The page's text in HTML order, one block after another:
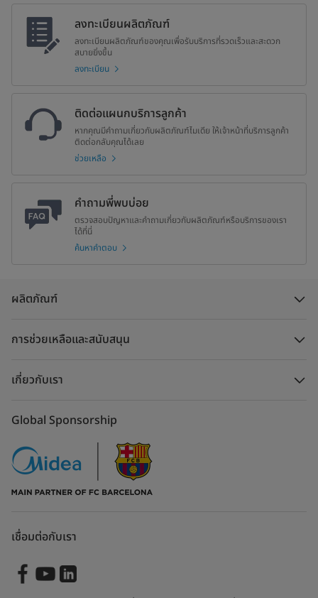
น้ำหนักสุทธิ (กก.)
ขนาดกล่อง (มม.) (W×D×H) 853x578x870
ลงทะเบียนผลิตภัณฑ์
ลงทะเบียนผลิตภัณฑ์ของคุณเพื่อรับบริการที่รวดเร็วและสะดวก
สบายยิ่งขึ้น
ลงทะเบียน
ติดต่อแผนกบริการลูกค้า
หากคุณมีคำถามเกี่ยวกับผลิตภัณฑ์ไมเดีย ให้เจ้าหน้าที่บริการลูกค้า
ติดต่อกลับคุณได้เลย
ช่วยเหลือ
คำถามพี่พบบ่อย
ตรวจสอบปัญหาและคำถามเกี่ยวกับผลิตภัณฑ์หรือบริการของเรา
ได้ที่นี่
ค้นหาคำตอบ
ผลิตภัณฑ์
การช่วยเหลือและสนับสนุน
เกี่ยวกับเรา
Global Sponsorship
เชื่อมต่อกับเรา